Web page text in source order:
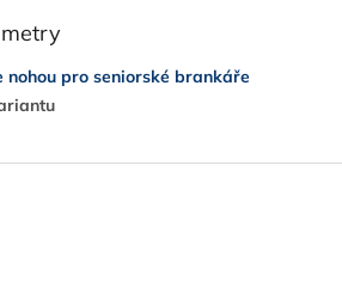
nohou pro seniorské brankáře